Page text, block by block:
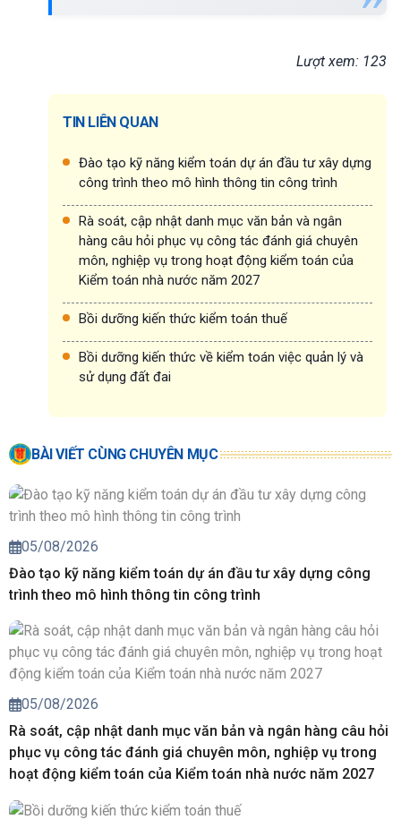
Lượt xem: 123
TIN LIÊN QUAN
Đào tạo kỹ năng kiểm toán dự án đầu tư xây dựng
công trình theo mô hình thông tin công trình
Rà soát, cập nhật danh mục văn bản và ngân
hàng câu hỏi phục vụ công tác đánh giá chuyên
môn, nghiệp vụ trong hoạt động kiểm toán của
Kiểm toán nhà nước năm 2027
Bồi dưỡng kiến thức kiểm toán thuế
Bồi dưỡng kiến thức về kiểm toán việc quản lý và
sử dụng đất đai
BÀI VIẾT CÙNG CHUYÊN MỤC
05/08/2026
Đào tạo kỹ năng kiểm toán dự án đầu tư xây dựng công
trình theo mô hình thông tin công trình
05/08/2026
Rà soát, cập nhật danh mục văn bản và ngân hàng câu hỏi
phục vụ công tác đánh giá chuyên môn, nghiệp vụ trong
hoạt động kiểm toán của Kiểm toán nhà nước năm 2027